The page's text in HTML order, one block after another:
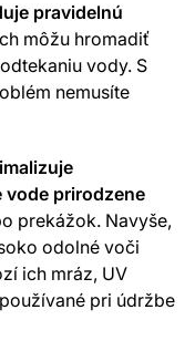
pravidelnú
môžu hromadiť
vody. S
nemusíte
vode prirodzene
prekážok. Navyše,
odolné voči
ich mráz, UV
pri údržbe